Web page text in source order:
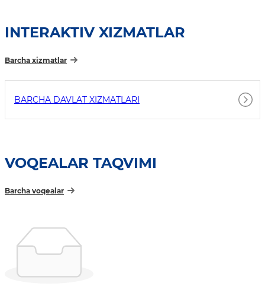
INTERAKTIV XIZMATLAR
Barcha xizmatlar
BARCHA DAVLAT XIZMATLARI
VOQEALAR TAQVIMI
Barcha voqealar